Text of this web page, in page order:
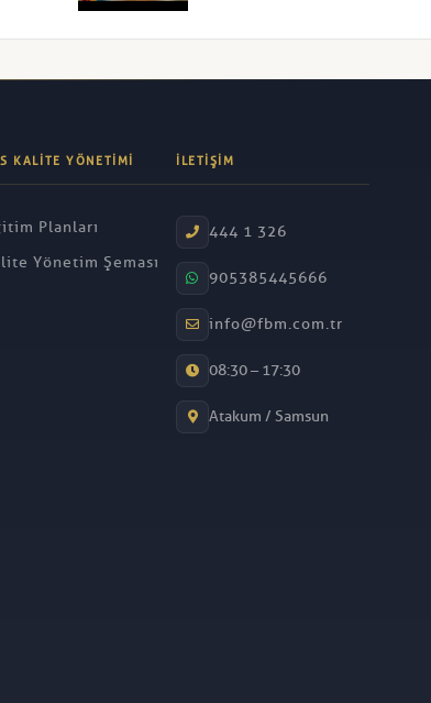
KALITE YÖNETIMI
Planları
Yönetim Şeması
İLETIŞIM
444 1 326
905385445666
info@fbm.com.tr
08:30 – 17:30
Atakum / Samsun